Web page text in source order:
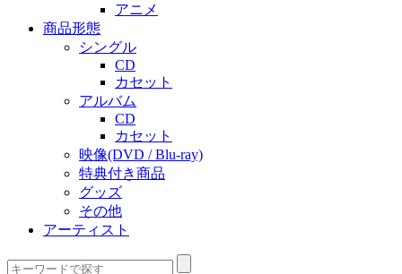
アニメ
商品形態
シングル
CD
カセット
アルバム
CD
カセット
映像(DVD / Blu-ray)
特典付き商品
グッズ
その他
アーティスト